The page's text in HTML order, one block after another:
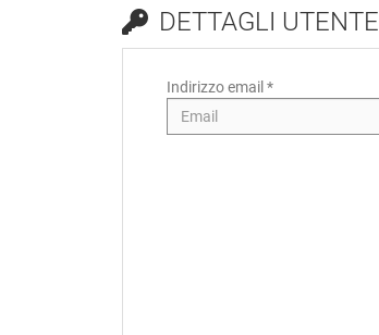
DETTAGLI UTENTE
Indirizzo email *